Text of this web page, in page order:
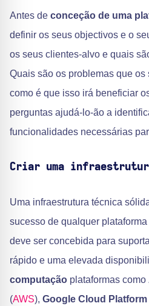
Antes de conceção de uma
definir os seus objectivos e o
os seus clientes-alvo e quais
Quais são os problemas que os
como é que isso irá beneficiar
perguntas ajudá-lo-ão a
funcionalidades necessárias
Criar uma
Uma infraestrutura técnica
sucesso de qualquer
deve ser concebida para
rápido e uma elevada
computação plataformas como
(AWS), Google Cloud Platform